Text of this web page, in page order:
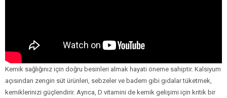
Kemik sağlığınız için doğru besinleri almak hayati öneme sahiptir. Kalsiyum
açısından zengin süt ürünleri, sebzeler ve badem gibi gıdalar tüketmek,
kemiklerinizi güçlendirir. Ayrıca, D vitamini de kemik gelişimi için kritik bir